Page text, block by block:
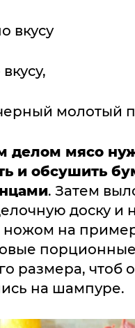
вкусу
молотый
делом мясо
и обсушить
. Затем
доску и
ножом на
порционные
размера, чтоб
на шампуре.